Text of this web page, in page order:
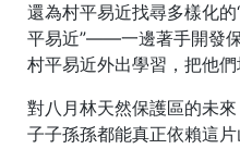
還為村平易近找尋多樣化的
平易近”——一邊著手開發
村平易近外出學習，把他們
對八月林天然保護區的未
子子孫孫都能真正依賴這